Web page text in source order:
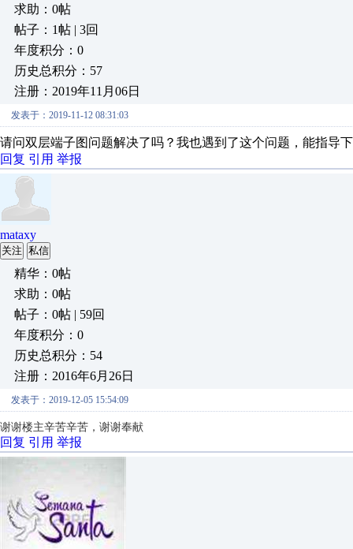
求助：0帖
帖子：1帖 | 3回
年度积分：0
历史总积分：57
注册：2019年11月06日
发表于：2019-11-12 08:31:03
请问双层端子图问题解决了吗？我也遇到了这个问题，能指导
回复 引用 举报
mataxy
关注 私信
精华：0帖
求助：0帖
帖子：0帖 | 59回
年度积分：0
历史总积分：54
注册：2016年6月26日
发表于：2019-12-05 15:54:09
谢谢楼主辛苦辛苦，谢谢奉献
回复 引用 举报